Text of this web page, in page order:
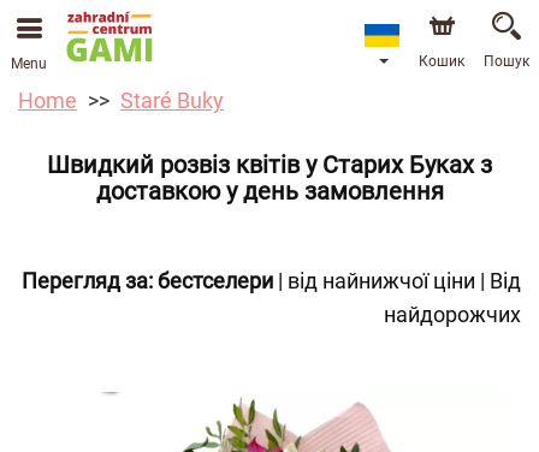
Menu Кошик Пошук
Home Staré Buky
Швидкий розвіз квітів у Старих Буках з
доставкою у день замовлення
Перегляд за:бестселери | від найнижчої ціни | Від
найдорожчих